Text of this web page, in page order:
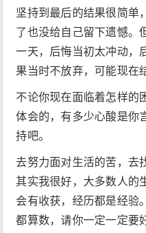
坚持到最后的结果很简单
了也没给自己留下遗憾。
一天，后悔当初太冲动，
果当时不放弃，可能现在
不论你现在面临着怎样的
体会的，有多少心酸是你
持吧。
去努力面对生活的苦，去
其实我很好，大多数人的
会有收获，经历都是经验
都算数，请你一定一定要